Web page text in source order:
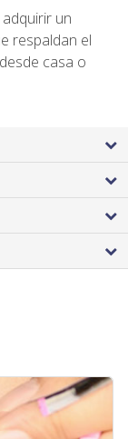
un
respaldan el
casa o